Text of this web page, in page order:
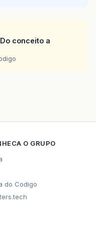
conceito a
O GRUPO
do Codigo